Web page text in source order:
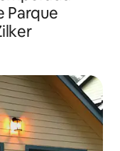
Parque